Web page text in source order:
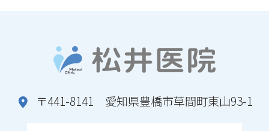
〒441-8141 愛知県豊橋市草間町東山93-1